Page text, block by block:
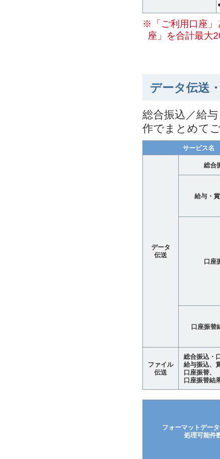
※「ご利用口座」
座」を合計最大
データ伝送
総合振込／給
作でまとめて
サービス名
データ
伝送
総合
給与・
口座
口座振替
ファイル
伝送
総合振込・
給与振込、
口座振替、
口座振替結
フォーマットデー
処理可能件